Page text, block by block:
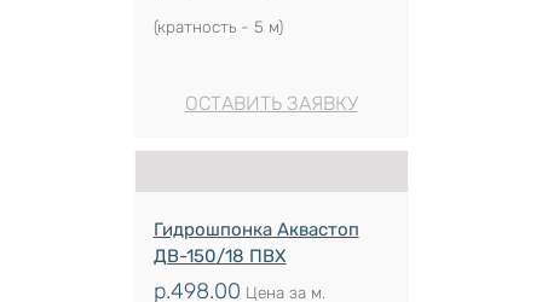
(кратность - 5 м)
ОСТАВИТЬ ЗАЯВКУ
Гидрошпонка Аквастоп
ДВ-150/18 ПВХ
р.498.00 Цена за м.